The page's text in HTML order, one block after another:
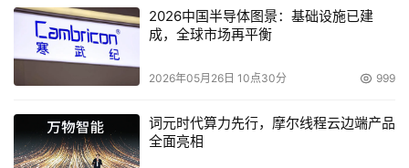
上，极易出现销售流程烦琐、不规范，监管不力的情况，企
业的销售体系管理不完善、信息反馈不及时等情况将导致销
售体系出现漏洞，药品跟踪不能到最终客户，导致质量反查
和利益的损害；其次，若企业的销售队伍管理不完善，将无
法准确地对各级销售人员进行客观、及时的绩效考核，导致
2026中国半导体图景：基础设施已建
成，全球市场再平衡
2026年05月26日 10点30分 999
词元时代算力先行，摩尔线程云边端产品
全面亮相